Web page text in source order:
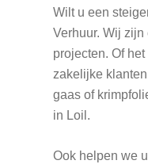
Wilt u een
Verhuur. Wij
projecten. Of
zakelijke
gaas of
in Loil.
Ook helpen we